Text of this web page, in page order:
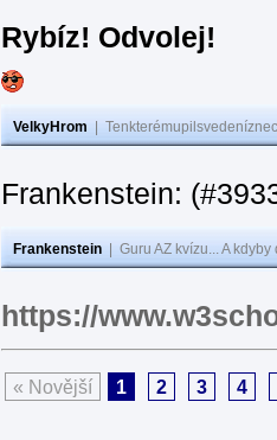
Rybíz! Odvolej!
VelkyHrom
Frankenstein:
Frankenstein Guru AZ kvízu... A
https://
« Novější 1 2 3 4